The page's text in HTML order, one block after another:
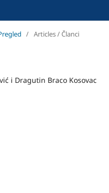
/ Articles / Članci
i Dragutin Braco Kosovac